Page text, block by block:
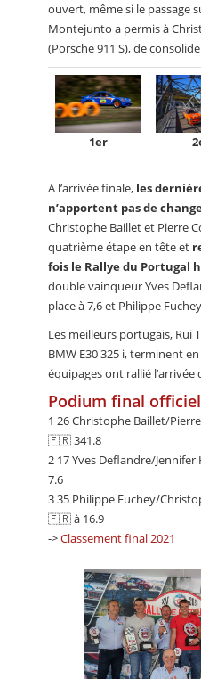
ouvert, même si le passage
Montejunto a permis à
(Porsche 911 S), de
1er
A l’arrivée finale, les
n’apportent pas de
Christophe Baillet et Pierre
quatrième étape en tête et
fois le Rallye du Portugal
double vainqueur Yves
place à 7,6 et Philippe
Les meilleurs portugais, Rui
BMW E30 325 i, terminent
équipages ont rallié l’arrivée
Podium final officiel
1 26 Christophe Baillet/
🇫🇷 341.8
2 17 Yves Deflandre/
7.6
3 35 Philippe Fuchey/
🇫🇷 à 16.9
->Classement final 2021